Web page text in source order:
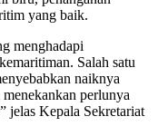
yang baik.
menghadapi
Salah satu
naiknya
perlunya
jelas Kepala Sekretariat